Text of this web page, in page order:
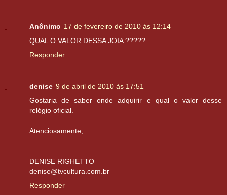
Anônimo 17 de fevereiro de 2010 às 12:14
QUAL O VALOR DESSA JOIA ?????
Responder
denise 9 de abril de 2010 às 17:51
Gostaria de saber onde adquirir e qual o valor desse
relógio oficial.
Atenciosamente,
DENISE RIGHETTO
denise@tvcultura.com.br
Responder